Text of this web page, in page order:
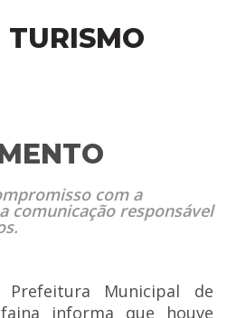
TURISMO
com a
comunicação responsável
Prefeitura Municipal de
informa que houve